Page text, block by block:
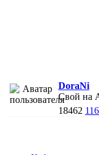
DoraNi
Свой на
18462